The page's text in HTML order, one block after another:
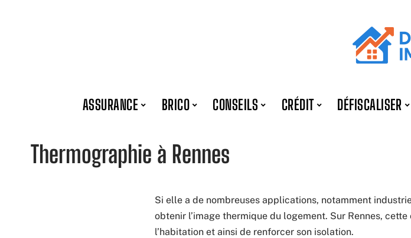
ASSURANCE BRICO CONSEILS CRÉDIT DÉFISCALISER
Thermographie à Rennes
Si elle a de nombreuses applications, notamment
obtenir l’image thermique du logement. Sur Rennes,
l’habitation et ainsi de renforcer son isolation.